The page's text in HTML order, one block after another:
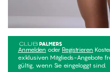
Anmelden oder Registrieren
exklusiven Mitglieds-Angebote
gültig, wenn Sie eingeloggt sind.